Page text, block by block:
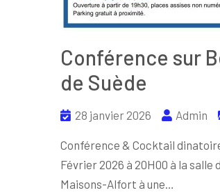
Conférence sur
de Suède
28 janvier 2026 Admin
Conférence & Cocktail
Février 2026 à 20H00 à la salle
Maisons-Alfort à une…